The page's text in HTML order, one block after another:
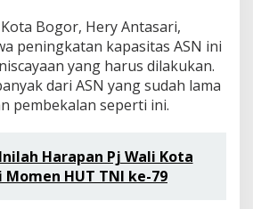
a
n
K
a
p
a
t
a
s
Bogor, Hery Antasari,
peningkatan kapasitas ASN ini
yang harus dilakukan.
dari ASN yang sudah lama
pembekalan seperti ini.
Inilah Harapan Pj Wali Kota
Momen HUT TNI ke-79